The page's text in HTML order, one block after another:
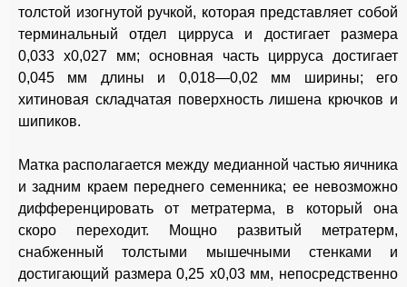
толстой изогнутой ручкой, которая представляет собой
терминальный отдел цирруса и достигает размера
0,033 х0,027 мм; основная часть цирруса достигает
0,045 мм длины и 0,018—0,02 мм ширины; его
хитиновая складчатая поверхность лишена крючков и
шипиков.
Матка располагается между медианной частью яичника
и задним краем переднего семенника; ее невозможно
дифференцировать от метратерма, в который она
скоро переходит. Мощно развитый метратерм,
снабженный толстыми мышечными стенками и
достигающий размера 0,25 х0,03 мм, непосредственно